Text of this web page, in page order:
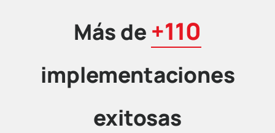
Más de +110
implementaciones
exitosas